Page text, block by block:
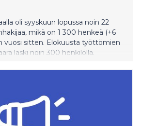
oli syyskuun lopussa noin 22
mikä on 1 300 henkeä (+6
vuosi sitten. Elokuusta työttömien
laski noin 300 henkilöllä.
ottamatta työttömien määrä on
työttömien lisäyksestä on